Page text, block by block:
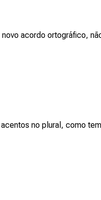
acordo ortográfico,
no plural, como